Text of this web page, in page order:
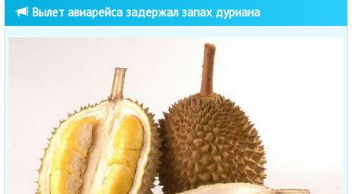
Вылет авиарейса задержал запах дуриана